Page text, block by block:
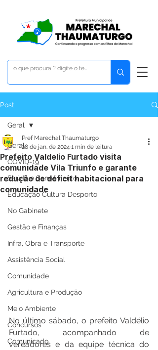
Post
Geral
COVID-19
Saúde e Saneamento
Educação Cultura Desporto
No Gabinete
Gestão e Finanças
Infra, Obra e Transporte
Assistência Social
Comunidade
Agricultura e Produção
Meio Ambiente
Concursos
Comunicado
Geral
Prefeito Valdelio Furtado visita
comunidade Vila Triunfo e garante
redução de déficit habitacional para
comunidade
Pref Marechal Thaumaturgo
28 de jan. de 2024 1 min de leitura
No último sábado, o prefeito Valdélio
Furtado, acompanhado de
vereadores e da equipe técnica do